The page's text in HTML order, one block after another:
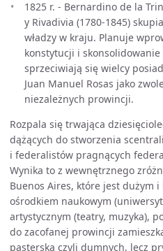
1825 r. - Bernardino de la
y Rivadivia (1780-1845)
władzy w kraju. Planuje
konstytucji i
sprzeciwiają się wielcy
Juan Manuel Rosas jako
niezależnych prowincji.
Rozpala się trwająca
dążących do stworzenia
i federalistów pragnących
Wynika to z wewnętrznego
Buenos Aires, które jest dużym
ośrodkiem naukowym
artystycznym (teatry, muzyka),
do zacofanej prowincji
pasterską czyli dumnych, lecz